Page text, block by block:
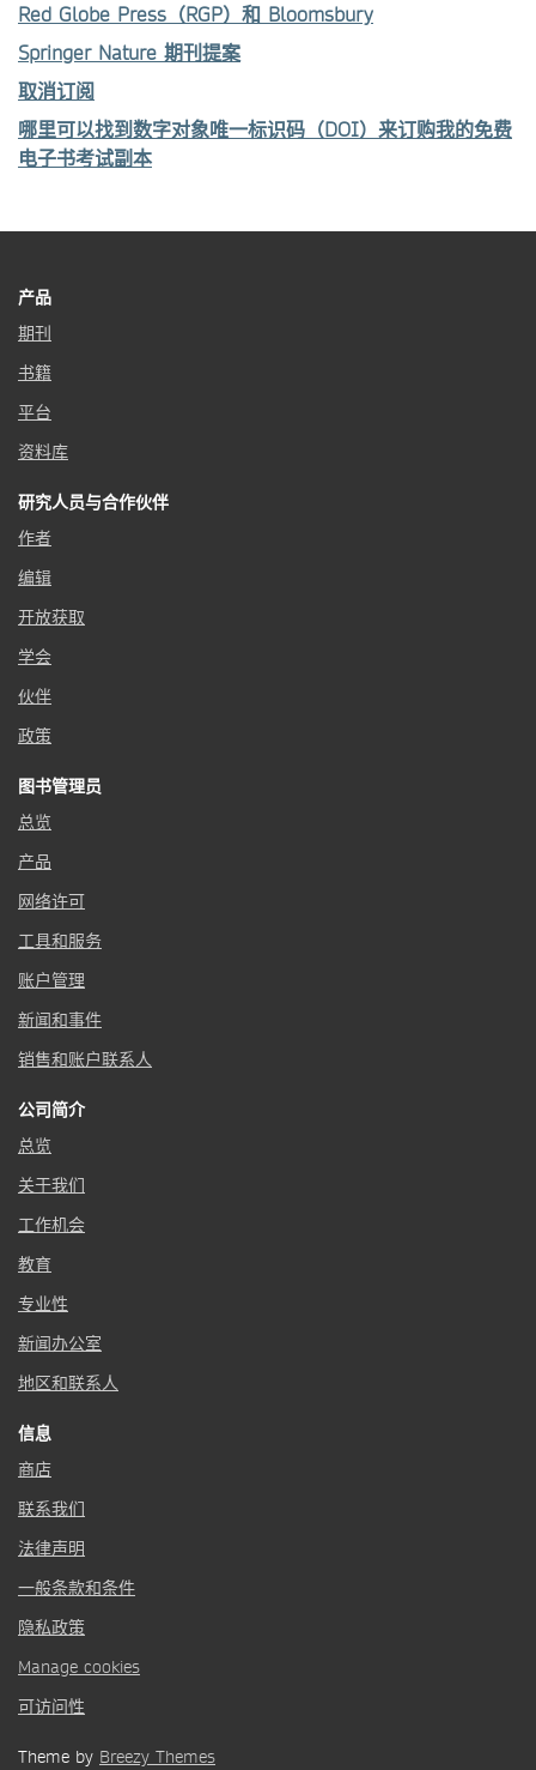
Red Globe Press（RGP）和 Bloomsbury
Springer Nature 期刊提案
取消订阅
哪里可以找到数字对象唯一标识码（DOI）来订购我的免费
电子书考试副本
产品
期刊
书籍
平台
资料库
研究人员与合作伙伴
作者
编辑
开放获取
学会
伙伴
政策
图书管理员
总览
产品
网络许可
工具和服务
账户管理
新闻和事件
销售和账户联系人
公司简介
总览
关于我们
工作机会
教育
专业性
新闻办公室
地区和联系人
信息
商店
联系我们
法律声明
一般条款和条件
隐私政策
Manage cookies
可访问性
Theme by Breezy Themes